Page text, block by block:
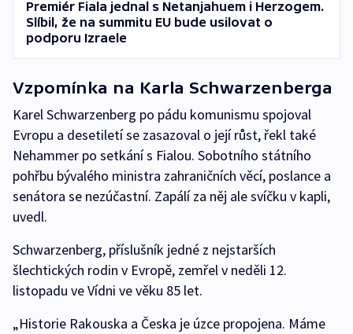
Premiér Fiala jednal s Netanjahuem i Herzogem.
Slíbil, že na summitu EU bude usilovat o
podporu Izraele
Vzpomínka na Karla Schwarzenberga
Karel Schwarzenberg po pádu komunismu spojoval
Evropu a desetiletí se zasazoval o její růst, řekl také
Nehammer po setkání s Fialou. Sobotního státního
pohřbu bývalého ministra zahraničních věcí, poslance a
senátora se nezúčastní. Zapálí za něj ale svíčku v kapli,
uvedl.
Schwarzenberg, příslušník jedné z nejstarších
šlechtických rodin v Evropě, zemřel v neděli 12.
listopadu ve Vídni ve věku 85 let.
„Historie Rakouska a Česka je úzce propojena. Máme